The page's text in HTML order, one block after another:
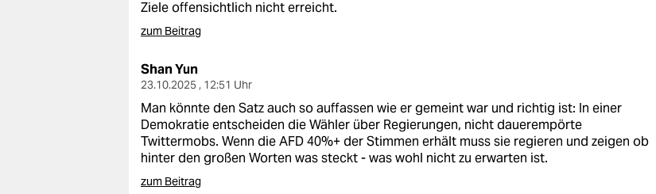
Ziele offensichtlich nicht erreicht.
zum Beitrag
Shan Yun
23.10.2025 , 12:51 Uhr
Man könnte den Satz auch so auffassen wie er gemeint war und richtig ist: In einer
Demokratie entscheiden die Wähler über Regierungen, nicht dauerempörte
Twittermobs. Wenn die AFD 40%+ der Stimmen erhält muss sie regieren und zeigen ob
hinter den großen Worten was steckt - was wohl nicht zu erwarten ist.
zum Beitrag